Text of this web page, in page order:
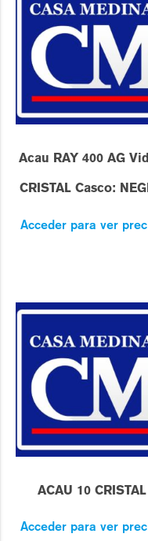
Acau RAY 400 AG
CRISTAL Casco:
Acceder para ver
ACAU 10 CRISTAL
Acceder para ver